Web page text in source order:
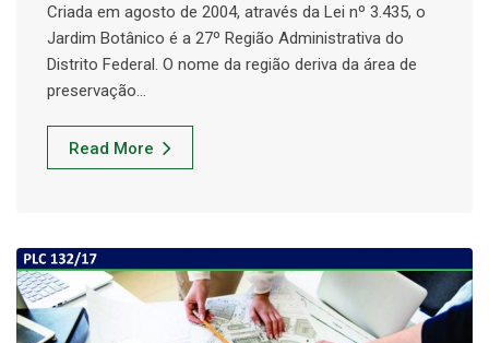
Criada em agosto de 2004, através da Lei nº 3.435, o
Jardim Botânico é a 27º Região Administrativa do
Distrito Federal. O nome da região deriva da área de
preservação…
Read More